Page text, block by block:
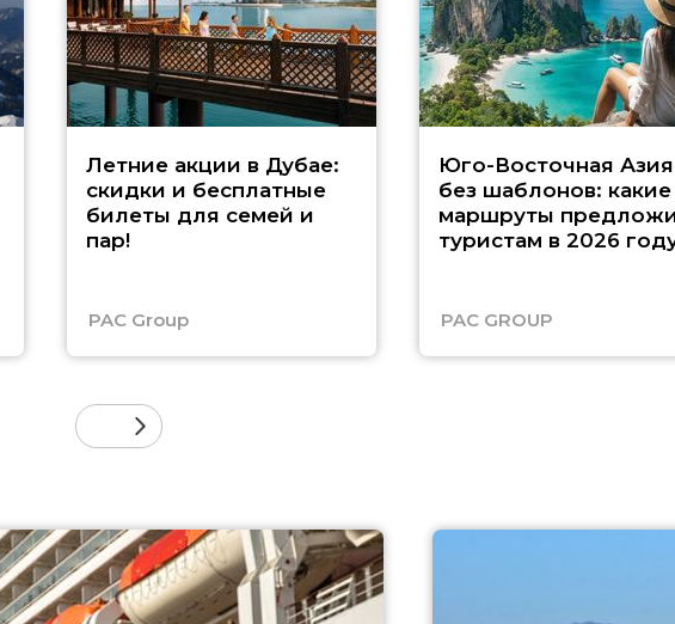
Летние акции в Дубае:
скидки и бесплатные
билеты для семей и
пар!
PAC Group
Юго-Восточная Азия
без шаблонов: какие
маршруты
туристам в 2026
PAC GROUP